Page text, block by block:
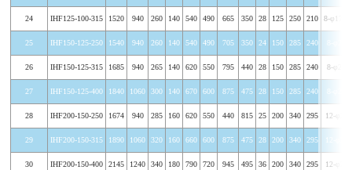
24 IHF125-100-315 1520 940 260 140 540 490 665 350 28 125 250 210 8-φ17.5
25 IHF150-125-250 1540 940 260 140 540 490 705 350 24 150 285 240
26 IHF150-125-315 1685 940 265 140 620 550 795 440 28 150 285 240 8-φ22
27 IHF150-125-400 1840 1060 300 140 670 600 875 475 28 150 285 240
28 IHF200-150-250 1674 940 285 160 620 550 440 815 25 200 340 295 12-φ23
29 IHF200-150-315 1890 1060 320 160 660 600 875 475 28 200 340 295 12-φ23
30 IHF200-150-400 2145 1240 340 180 790 720 945 495 36 200 340 295 12-φ23